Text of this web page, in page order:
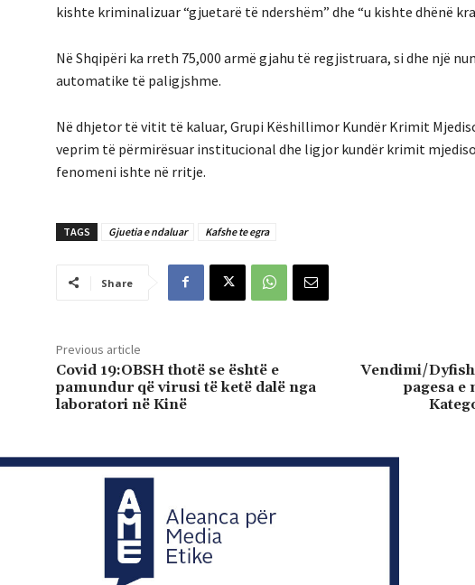
kishte kriminalizuar “gjuetarë të ndershëm” dhe “u kishte dhënë
Në Shqipëri ka rreth 75,000 armë gjahu të regjistruara, si dhe një
automatike të paligjshme.
Në dhjetor të vitit të kaluar, Grupi Këshillimor Kundër Krimit
veprim të përmirësuar institucional dhe ligjor kundër krimit
fenomeni ishte në rritje.
TAGS Gjuetia e ndaluar Kafshe te egra
Share
Previous article
Covid 19:OBSH thotë se është e
pamundur që virusi të ketë dalë nga
laboratori në Kinë
Vendimi/
pagesa e